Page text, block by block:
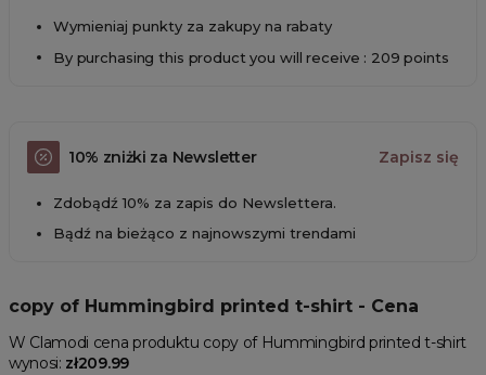
Wymieniaj punkty za zakupy na rabaty
By purchasing this product you will receive : 209 points
10% zniżki za Newsletter Zapisz się
Zdobądź 10% za zapis do Newslettera.
Bądź na bieżąco z najnowszymi trendami
copy of Hummingbird printed t-shirt - Cena
W Clamodi cena produktu copy of Hummingbird printed t-shirt
wynosi: zł209.99